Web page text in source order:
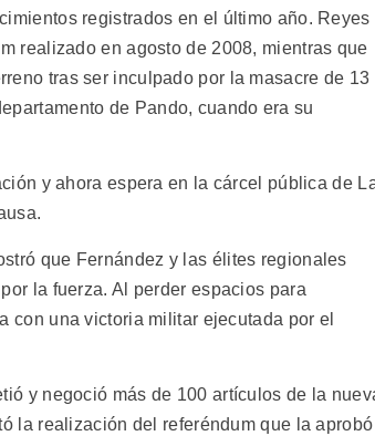
registrados en el último año. Reyes
realizado en agosto de 2008, mientras que
tras ser inculpado por la masacre de 13
de Pando, cuando era su
y ahora espera en la cárcel pública de
que Fernández y las élites regionales
la fuerza. Al perder espacios para
con una victoria militar ejecutada por el
y negoció más de 100 artículos de la
la realización del referéndum que la aprobó